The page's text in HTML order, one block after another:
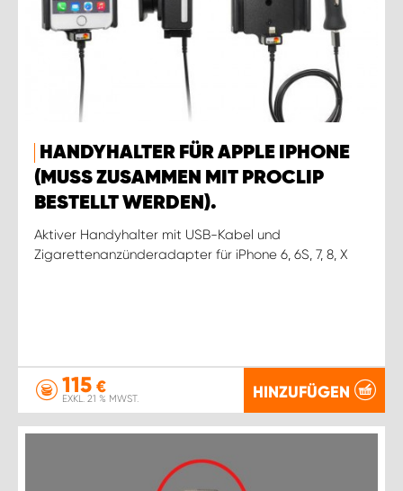
HANDYHALTER FÜR APPLE IPHONE
(MUSS ZUSAMMEN MIT PROCLIP
BESTELLT WERDEN).
Aktiver Handyhalter mit USB-Kabel und
Zigarettenanzünderadapter für iPhone 6, 6S, 7, 8, X
115 €
EXKL. 21 % MWST. HINZUFÜGEN